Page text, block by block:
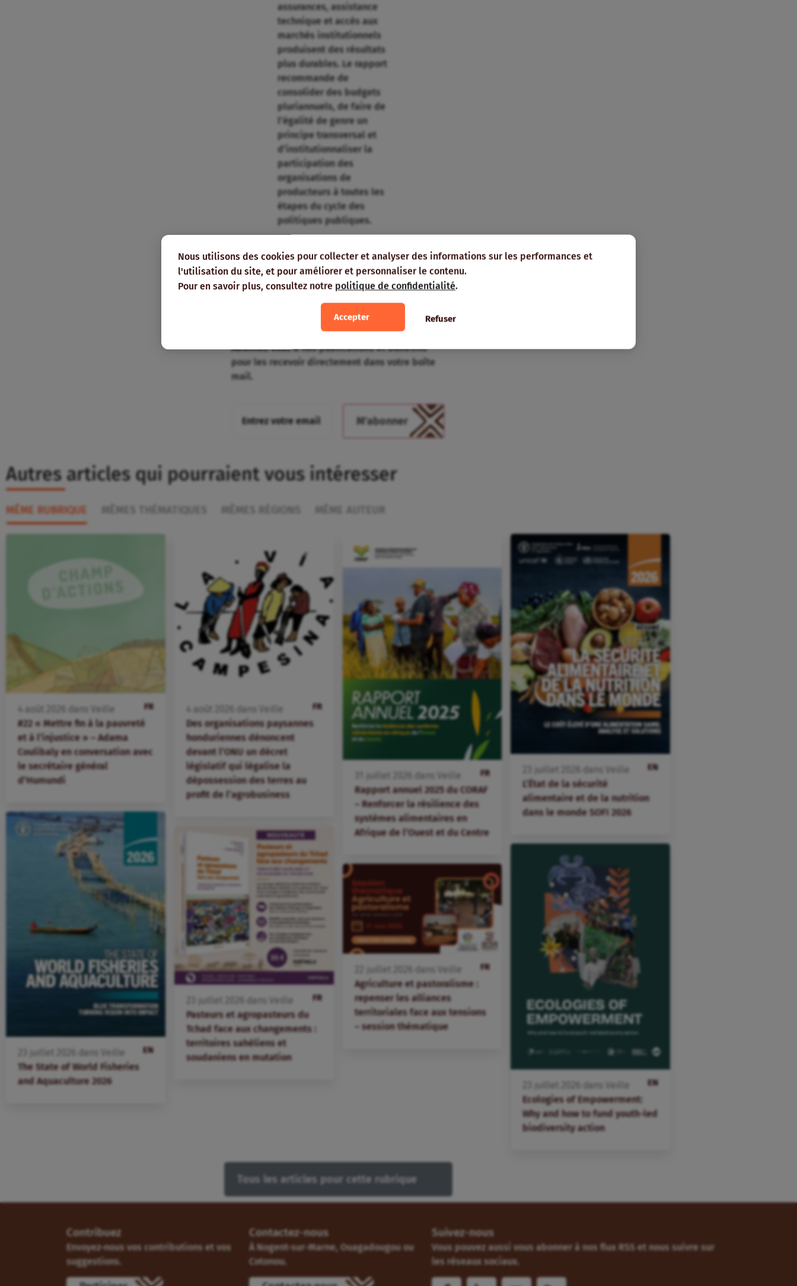
Nous utilisons des cookies pour collecter et analyser des informations sur les performances et
l'utilisation du site, et pour améliorer et personnaliser le contenu.
Pour en savoir plus, consultez notre politique de confidentialité.
Accepter Refuser
assurances, assistance
technique et accès aux
marchés institutionnels
produisent des résultats
plus durables. Le rapport
recommande de
consolider des budgets
pluriannuels, de faire de
l’égalité de genre un
principe transversal et
d’institutionnaliser la
participation des
organisations de
producteurs à toutes les
étapes du cycle des
politiques publiques.
Mondial, mai 2026
Restez informé⸱e !
Abonnez-vous à nos publications et bulletins
pour les recevoir directement dans votre boîte
mail.
Autres articles qui pourraient vous intéresser
MÊME RUBRIQUE
FR
4 août dans
Veille
#22 « Mettre fin à la pauvreté
et à l’injustice » – Adama
Coulibaly en conversation avec
le secrétaire général
d’Humundi
FR
4 août dans
Veille
Des organisations paysannes
honduriennes dénoncent
devant l’ONU un décret
législatif qui légalise la
dépossession des terres au
profit de l’agrobusiness
FR
juillet dans
Veille
Rapport annuel 2025 du CORAF
– Renforcer la résilience des
systèmes alimentaires en
Afrique de l’Ouest et du Centre
EN
juillet dans
Veille
L’État de la sécurité
alimentaire et de la nutrition
dans le monde SOFI 2026
EN
juillet dans
Veille
The State of World Fisheries
and Aquaculture 2026
FR
juillet dans
Veille
Pasteurs et agropasteurs du
Tchad face aux changements :
territoires sahéliens et
soudaniens en mutation
EN
juillet dans
Veille
Ecologies of Empowerment:
Why and how to fund youth-led
biodiversity action
FR
juillet dans
Veille
Agriculture et pastoralisme :
repenser les alliances
territoriales face aux tensions
– session thématique
Tous les articles pour cette rubrique
Contribuez
Envoyez-nous vos contributions et vos
suggestions.
Contactez-nous
À Nogent-sur-Marne, Ouagadougou ou
Cotonou.
Suivez-nous
Vous pouvez aussi vous abonner à nos flux RSS et nous suivre sur
les réseaux sociaux.